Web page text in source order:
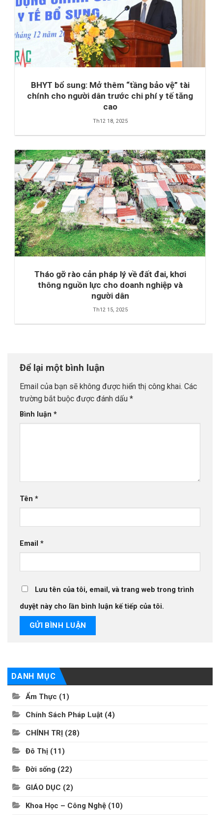
BHYT bổ sung: Mở thêm “tầng bảo vệ” tài
chính cho người dân trước chi phí y tế tăng
cao
Th12 18, 2025
Tháo gỡ rào cản pháp lý về đất đai, khơi
thông nguồn lực cho doanh nghiệp và
người dân
Th12 15, 2025
Để lại một bình luận
Email của bạn sẽ không được hiển thị công khai. Các
trường bắt buộc được đánh dấu *
Bình luận *
Tên *
Email *
Lưu tên của tôi, email, và trang web trong trình
duyệt này cho lần bình luận kế tiếp của tôi.
DANH MỤC
Ẩm Thực (1)
Chính Sách Pháp Luật (4)
CHÍNH TRỊ (28)
Đô Thị (11)
Đời sống (22)
GIÁO DỤC (2)
Khoa Học – Công Nghệ (10)